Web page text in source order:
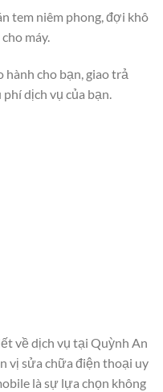
tem niêm phong, đợi khô
máy.
hành cho bạn, giao trả
dịch vụ của bạn.
về dịch vụ tại Quỳnh An
vị sửa chữa điện thoại uy
là sự lựa chọn không